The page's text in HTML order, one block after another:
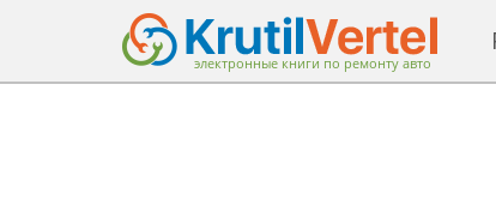
электронные книги по ремонту авто